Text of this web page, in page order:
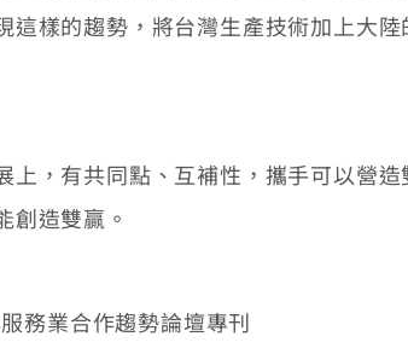
樣的趨勢，將台灣生產技術加上大
，有共同點、互補性，攜手可以營造
創造雙贏。
務業合作趨勢論壇專刊